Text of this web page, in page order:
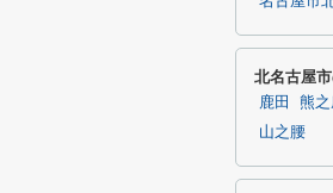
北名古屋
鹿田 熊
山之腰